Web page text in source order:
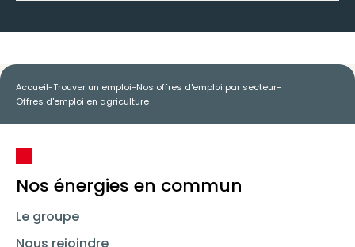
Accueil-Trouver un emploi-Nos offres d'emploi par secteur-
Offres d'emploi en agriculture
Nos énergies en commun
Le groupe